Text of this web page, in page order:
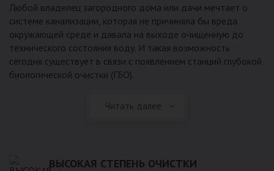
Любой владелец загородного дома или дачи мечтает о
системе канализации, которая не причиняла бы вреда
окружающей среде и давала на выходе очищенную до
технического состояния воду. И такая возможность
сегодня существует в связи с появлением станций глубокой
биологической очистки (ГБО).
Читать далее
ВЫСОКАЯ СТЕПЕНЬ ОЧИСТКИ